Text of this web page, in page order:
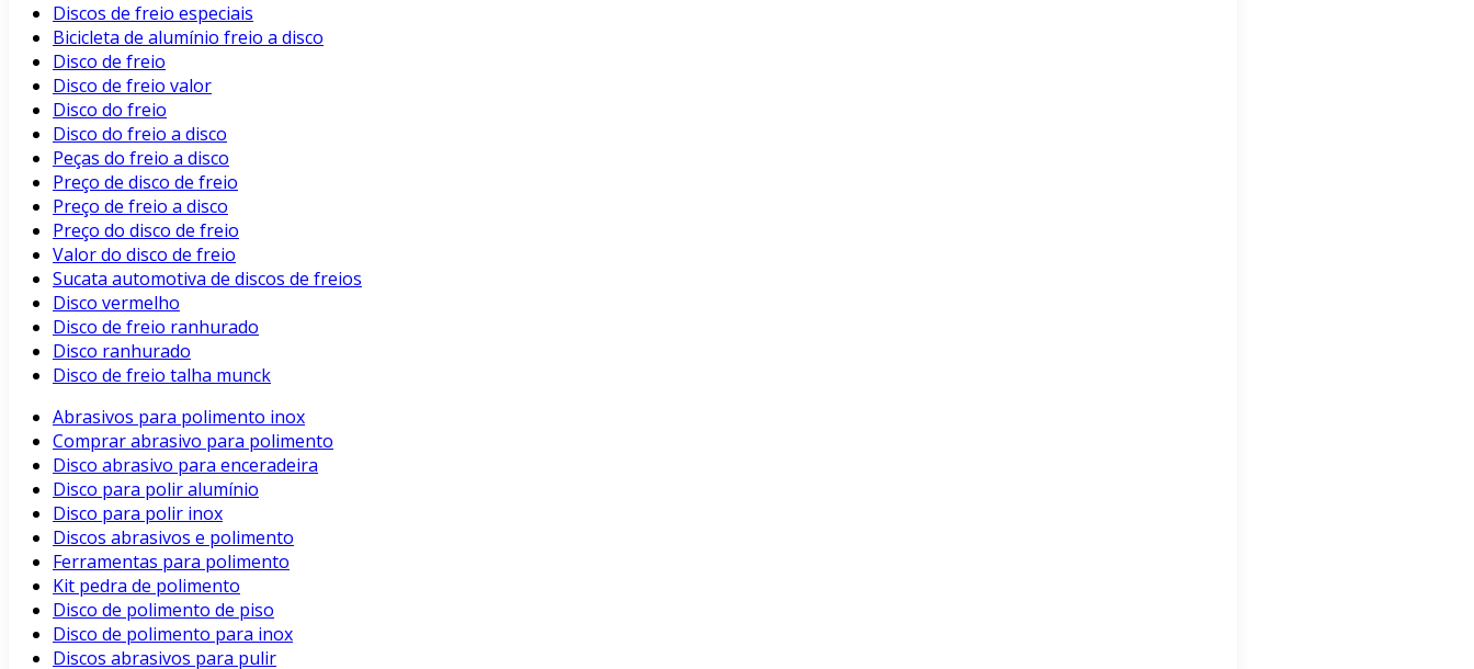
Discos de freio especiais
Bicicleta de alumínio freio a disco
Disco de freio
Disco de freio valor
Disco do freio
Disco do freio a disco
Peças do freio a disco
Preço de disco de freio
Preço de freio a disco
Preço do disco de freio
Valor do disco de freio
Sucata automotiva de discos de freios
Disco vermelho
Disco de freio ranhurado
Disco ranhurado
Disco de freio talha munck
Abrasivos para polimento inox
Comprar abrasivo para polimento
Disco abrasivo para enceradeira
Disco para polir alumínio
Disco para polir inox
Discos abrasivos e polimento
Ferramentas para polimento
Kit pedra de polimento
Disco de polimento de piso
Disco de polimento para inox
Discos abrasivos para pulir